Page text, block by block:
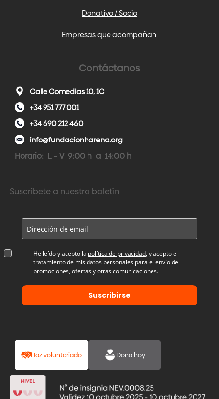
Donativo / Socio
Empresas que acompañan
Contáctanos
Calle Comedias 10, 1C
+34 951 777 001
+34 690 212 460
info@fundacionharena.org
Horario: L – V 9:00 h a 14:00 h
Suscríbete a nuestro boletín
He leído y acepto la política de privacidad, y acepto el
tratamiento de mis datos personales para el envío de
promociones, ofertas y otras comunicaciones.
Suscribirse
Haz voluntariado Dona hoy